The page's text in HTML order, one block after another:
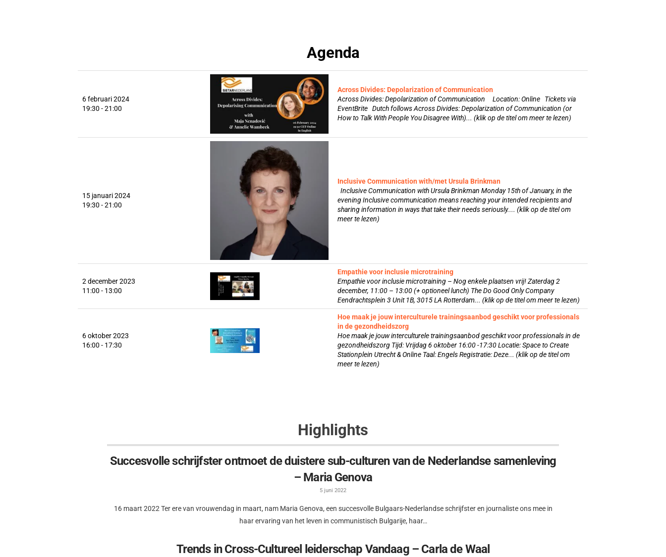
Agenda
6 februari 2024
19:30 - 21:00
Across Divides: Depolarization of Communication
Across Divides: Depolarization of Communication Location: Online Tickets via
EventBrite Dutch follows Across Divides: Depolarization of Communication (or
How to Talk With People You Disagree With)... (klik op de titel om meer te lezen)
15 januari 2024
19:30 - 21:00
Inclusive Communication with/met Ursula Brinkman
Inclusive Communication with Ursula Brinkman Monday 15th of January, in the
evening Inclusive communication means reaching your intended recipients and
sharing information in ways that take their needs seriously.... (klik op de titel om
meer te lezen)
2 december 2023
11:00 - 13:00
Empathie voor inclusie microtraining
Empathie voor inclusie microtraining – Nog enkele plaatsen vrij! Zaterdag 2
december, 11:00 – 13:00 (+ optioneel lunch) The Do Good Only Company
Eendrachtsplein 3 Unit 1B, 3015 LA Rotterdam... (klik op de titel om meer te lezen)
6 oktober 2023
16:00 - 17:30
Hoe maak je jouw interculturele trainingsaanbod geschikt voor professionals
in de gezondheidszorg
Hoe maak je jouw interculturele trainingsaanbod geschikt voor professionals in de
gezondheidszorg Tijd: Vrijdag 6 oktober 16:00 -17:30 Locatie: Space to Create
Stationplein Utrecht & Online Taal: Engels Registratie: Deze... (klik op de titel om
meer te lezen)
Highlights
Succesvolle schrijfster ontmoet de duistere sub-culturen van de Nederlandse samenleving
– Maria Genova
5 juni 2022
16 maart 2022 Ter ere van vrouwendag in maart, nam Maria Genova, een succesvolle Bulgaars-Nederlandse schrijfster en journaliste ons mee in
haar ervaring van het leven in communistisch Bulgarije, haar…
Trends in Cross-Cultureel leiderschap Vandaag – Carla de Waal